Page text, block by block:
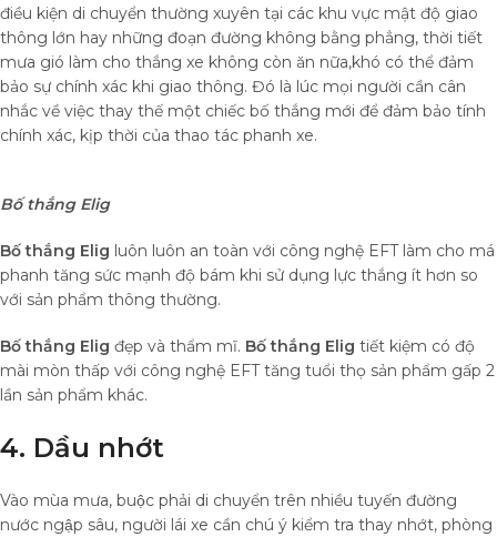
điều kiện di chuyển thường xuyên tại các khu vực mật độ giao
thông lớn hay những đoạn đường không bằng phẳng, thời tiết
mưa gió làm cho thắng xe không còn ăn nữa,khó có thể đảm
bảo sự chính xác khi giao thông. Đó là lúc mọi người cần cân
nhắc về việc thay thế một chiếc bố thắng mới để đảm bảo tính
chính xác, kịp thời của thao tác phanh xe.
Bố thắng Elig
Bố thắng Elig luôn luôn an toàn với công nghệ EFT làm cho má
phanh tăng sức mạnh độ bám khi sử dụng lực thắng ít hơn so
với sản phẩm thông thường.
Bố thắng Elig đẹp và thẩm mĩ. Bố thắng Elig tiết kiệm có độ
mài mòn thấp với công nghệ EFT tăng tuổi thọ sản phẩm gấp 2
lần sản phẩm khác.
4. Dầu nhớt
Vào mùa mưa, buộc phải di chuyển trên nhiều tuyến đường
nước ngập sâu, người lái xe cần chú ý kiểm tra thay nhớt, phòng